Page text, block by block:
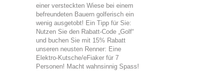
einer versteckten Wiese bei einem
befreundeten Bauern golferisch ein
wenig ausgetobt! Ein Tipp für Sie:
Nutzen Sie den Rabatt-Code „Golf“
und buchen Sie mit 15% Rabatt
unseren neusten Renner: Eine
Elektro-Kutsche/eFiaker für 7
Personen! Macht wahnsinnig Spass!